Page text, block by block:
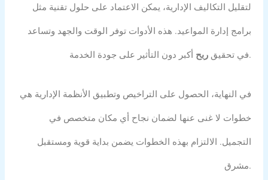
لتقليل التكاليف الإدارية، يمكن الاعتماد على حلول تقنية مثل
برامج إدارة المواعيد. هذه الأدوات توفر الوقت والجهد وتساعد
في تحقيق ربح أكبر دون التأثير على جودة الخدمة.
في النهاية، الحصول على التراخيص وتطبيق الأنظمة الإدارية هي
خطوات لا غنى عنها لضمان نجاح أي مكان متخصص في
التجميل. الالتزام بهذه الخطوات يضمن بداية قوية ومستقبل
مشرق.